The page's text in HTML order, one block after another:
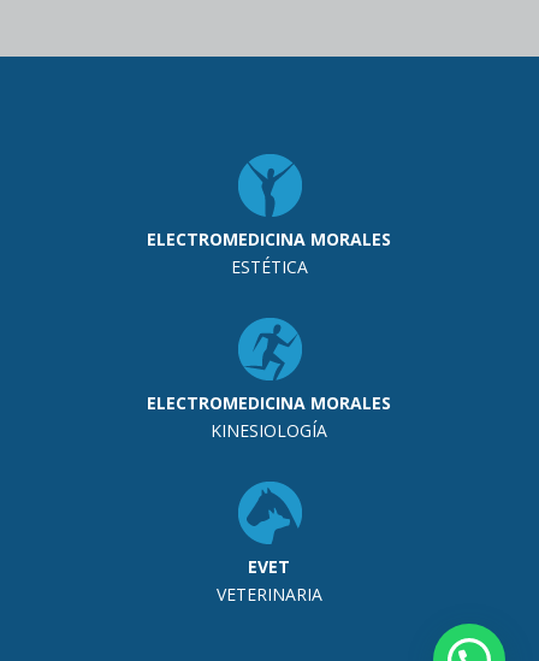
ELECTROMEDICINA MORALES
ESTÉTICA
ELECTROMEDICINA MORALES
KINESIOLOGÍA
EVET
VETERINARIA